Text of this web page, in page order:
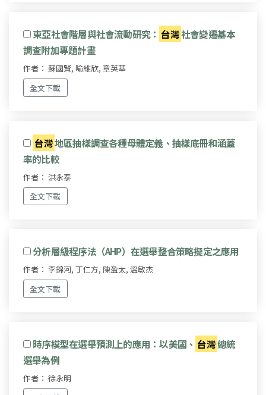
東亞社會階層與社會流動研究： 台灣社會變遷基本
調查附加專題計畫
作者： 蘇國賢, 喻維欣, 章英華
全文下載
台灣地區抽樣調查各種母體定義、抽樣底冊和涵蓋
率的比較
作者： 洪永泰
全文下載
分析層級程序法（AHP）在選舉整合策略擬定之應用
作者： 李錦河, 丁仁方, 陳盈太, 溫敏杰
全文下載
時序模型在選舉預測上的應用：以美國、 台灣總統
選舉為例
作者： 徐永明